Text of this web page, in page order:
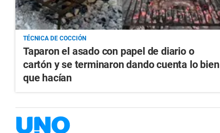
TÉCNICA DE COCCIÓN
Taparon el asado con papel de diario o
cartón y se terminaron dando cuenta lo bien
que hacían